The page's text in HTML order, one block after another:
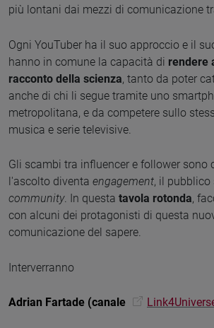
più lontani dai mezzi di comunicazione
Ogni YouTuber ha il suo approccio e il
hanno in comune la capacità di rendere
racconto della scienza, tanto da poter
anche di chi li segue tramite uno
metropolitana, e da competere sullo
musica e serie televisive.
Gli scambi tra influencer e follower sono
l'ascolto diventa engagement, il
community. In questa tavola rotonda,
con alcuni dei protagonisti di questa
comunicazione del sapere.
Interverranno
Adrian Fartade (canale